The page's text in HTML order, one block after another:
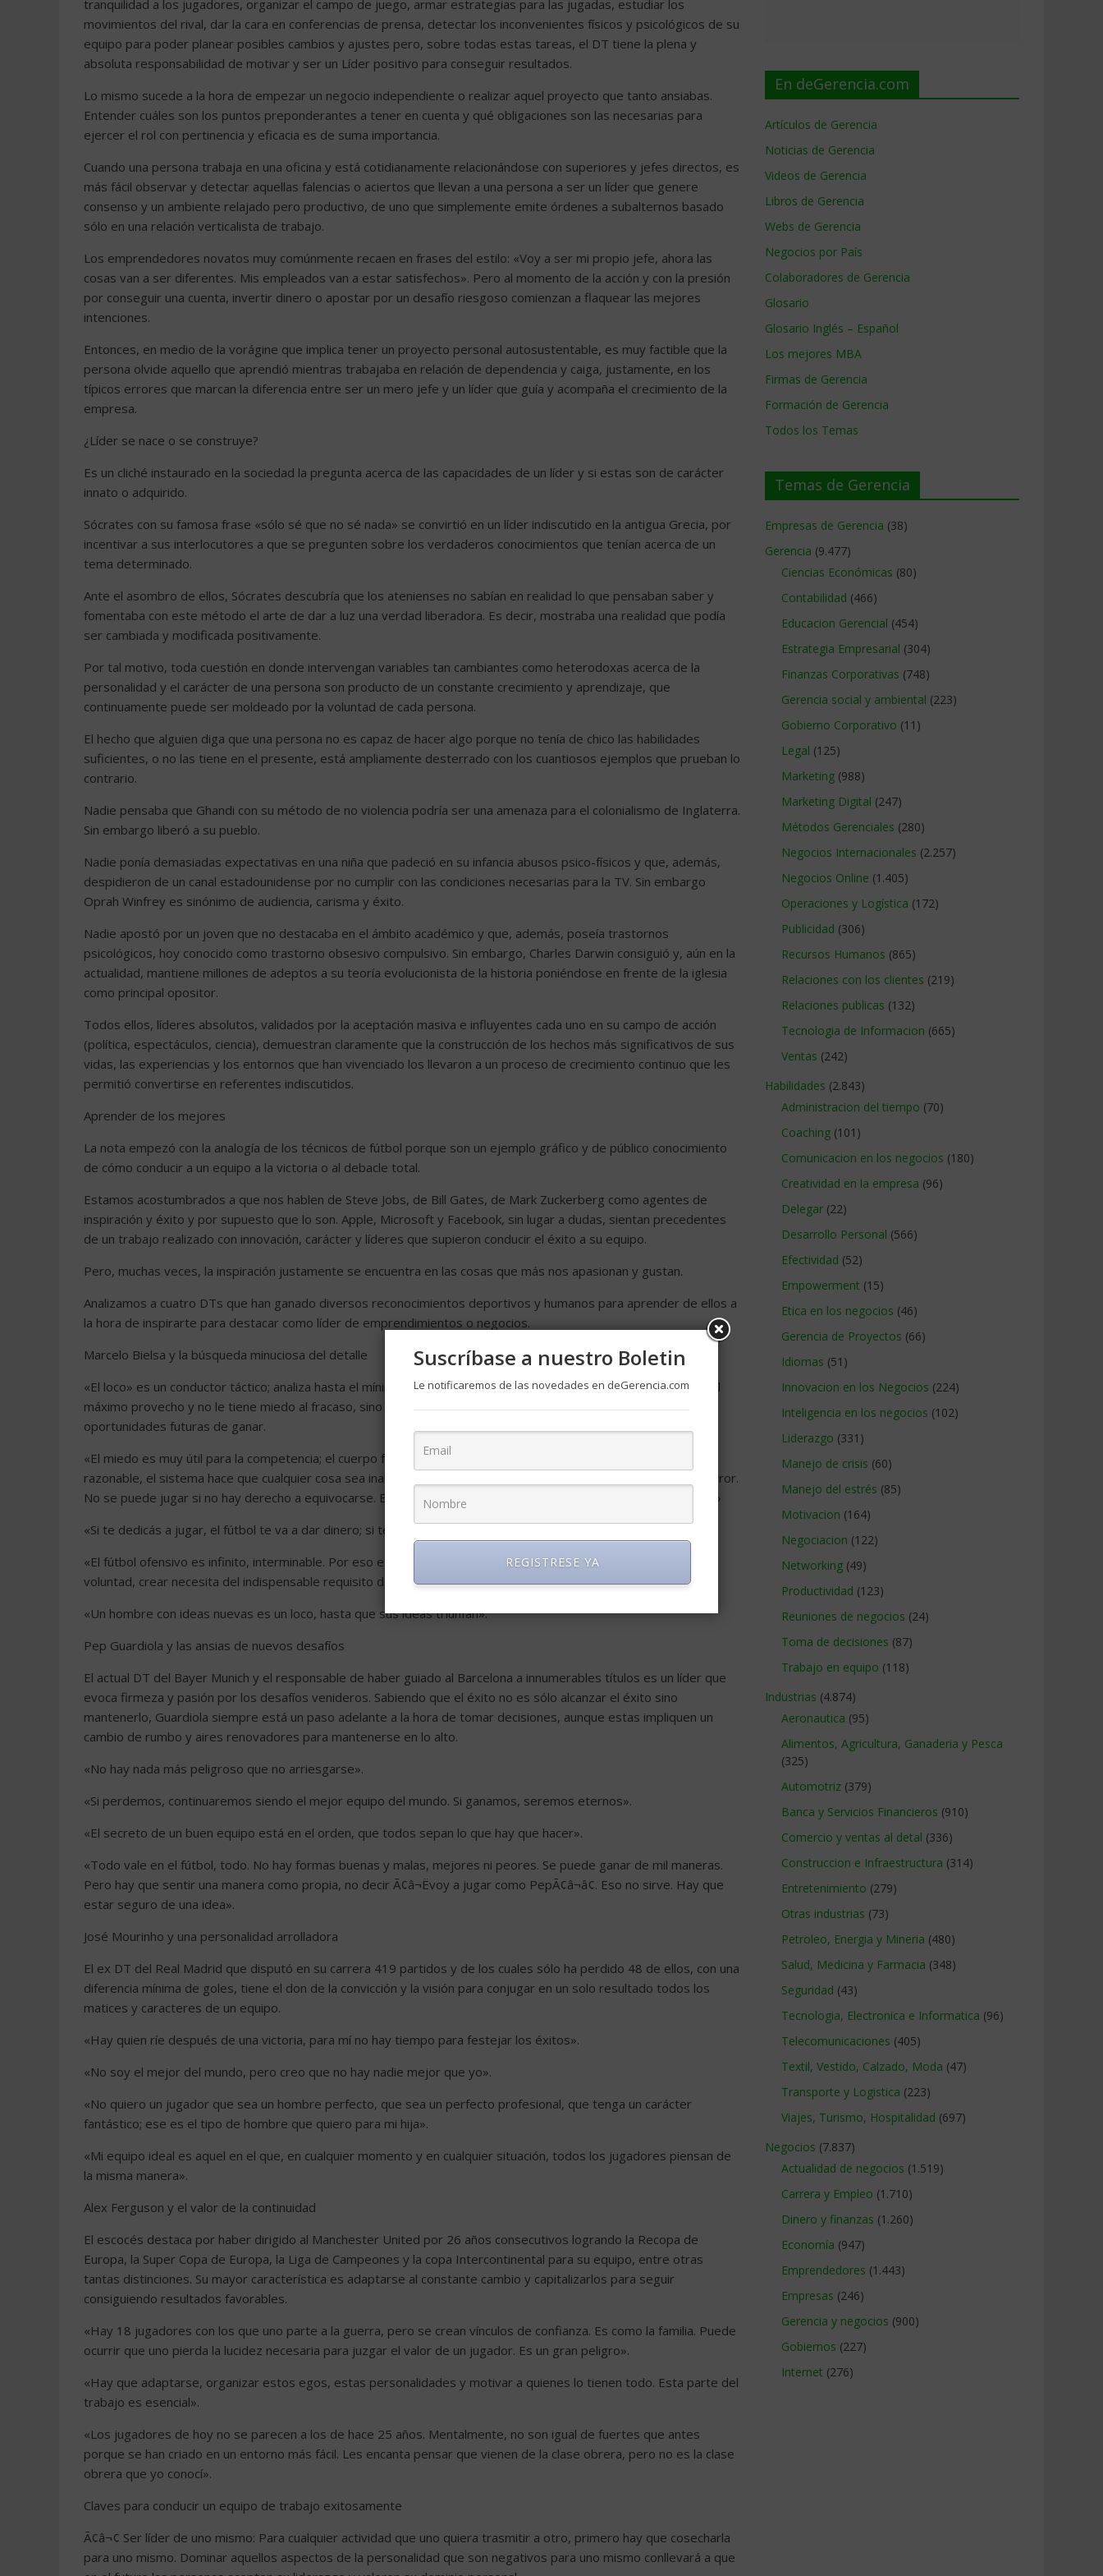
tranquilidad a los jugadores, organizar el campo de juego, armar estrategias para las jugadas, estudiar los
movimientos del rival, dar la cara en conferencias de prensa, detectar los inconvenientes físicos y psicológicos de su
equipo para poder planear posibles cambios y ajustes pero, sobre todas estas tareas, el DT tiene la plena y
absoluta responsabilidad de motivar y ser un Líder positivo para conseguir resultados.
Lo mismo sucede a la hora de empezar un negocio independiente o realizar aquel proyecto que tanto ansiabas.
Entender cuáles son los puntos preponderantes a tener en cuenta y qué obligaciones son las necesarias para
ejercer el rol con pertinencia y eficacia es de suma importancia.
Cuando una persona trabaja en una oficina y está cotidianamente relacionándose con superiores y jefes directos, es
más fácil observar y detectar aquellas falencias o aciertos que llevan a una persona a ser un líder que genere
consenso y un ambiente relajado pero productivo, de uno que simplemente emite órdenes a subalternos basado
sólo en una relación verticalista de trabajo.
Los emprendedores novatos muy comúnmente recaen en frases del estilo: «Voy a ser mi propio jefe, ahora las
cosas van a ser diferentes. Mis empleados van a estar satisfechos». Pero al momento de la acción y con la presión
por conseguir una cuenta, invertir dinero o apostar por un desafío riesgoso comienzan a flaquear las mejores
intenciones.
Entonces, en medio de la vorágine que implica tener un proyecto personal autosustentable, es muy factible que la
persona olvide aquello que aprendió mientras trabajaba en relación de dependencia y caiga, justamente, en los
típicos errores que marcan la diferencia entre ser un mero jefe y un líder que guía y acompaña el crecimiento de la
empresa.
¿Líder se nace o se construye?
Es un cliché instaurado en la sociedad la pregunta acerca de las capacidades de un líder y si estas son de carácter
innato o adquirido.
Sócrates con su famosa frase «sólo sé que no sé nada» se convirtió en un líder indiscutido en la antigua Grecia, por
incentivar a sus interlocutores a que se pregunten sobre los verdaderos conocimientos que tenían acerca de un
tema determinado.
Ante el asombro de ellos, Sócrates descubría que los atenienses no sabían en realidad lo que pensaban saber y
fomentaba con este método el arte de dar a luz una verdad liberadora. Es decir, mostraba una realidad que podía
ser cambiada y modificada positivamente.
Por tal motivo, toda cuestión en donde intervengan variables tan cambiantes como heterodoxas acerca de la
personalidad y el carácter de una persona son producto de un constante crecimiento y aprendizaje, que
continuamente puede ser moldeado por la voluntad de cada persona.
El hecho que alguien diga que una persona no es capaz de hacer algo porque no tenía de chico las habilidades
suficientes, o no las tiene en el presente, está ampliamente desterrado con los cuantiosos ejemplos que prueban lo
contrario.
Nadie pensaba que Ghandi con su método de no violencia podría ser una amenaza para el colonialismo de Inglaterra.
Sin embargo liberó a su pueblo.
Nadie ponía demasiadas expectativas en una niña que padeció en su infancia abusos psico-físicos y que, además,
despidieron de un canal estadounidense por no cumplir con las condiciones necesarias para la TV. Sin embargo
Oprah Winfrey es sinónimo de audiencia, carisma y éxito.
Nadie apostó por un joven que no destacaba en el ámbito académico y que, además, poseía trastornos
psicológicos, hoy conocido como trastorno obsesivo compulsivo. Sin embargo, Charles Darwin consiguió y, aún en la
actualidad, mantiene millones de adeptos a su teoría evolucionista de la historia poniéndose en frente de la iglesia
como principal opositor.
Todos ellos, líderes absolutos, validados por la aceptación masiva e influyentes cada uno en su campo de acción
(política, espectáculos, ciencia), demuestran claramente que la construcción de los hechos más significativos de sus
vidas, las experiencias y los entornos que han vivenciado los llevaron a un proceso de crecimiento continuo que les
permitió convertirse en referentes indiscutidos.
Aprender de los mejores
La nota empezó con la analogía de los técnicos de fútbol porque son un ejemplo gráfico y de público conocimiento
de cómo conducir a un equipo a la victoria o al debacle total.
Estamos acostumbrados a que nos hablen de Steve Jobs, de Bill Gates, de Mark Zuckerberg como agentes de
inspiración y éxito y por supuesto que lo son. Apple, Microsoft y Facebook, sin lugar a dudas, sientan precedentes
de un trabajo realizado con innovación, carácter y líderes que supieron conducir el éxito a su equipo.
Pero, muchas veces, la inspiración justamente se encuentra en las cosas que más nos apasionan y gustan.
Analizamos a cuatro DTs que han ganado diversos reconocimientos deportivos y humanos para aprender de ellos a
la hora de inspirarte para destacar como líder de emprendimientos o negocios.
Marcelo Bielsa y la búsqueda minuciosa del detalle
«El loco» es un conductor táctico; analiza hasta el mínimo resquicio cada jugada, error u oportunidad para sacar el
máximo provecho y no le tiene miedo al fracaso, sino que admite que cada derrota trae consigo un derrotero de
oportunidades futuras de ganar.
«El miedo es muy útil para la competencia; el cuerpo funciona mejor con miedo. Pero si el miedo va más allá de lo
razonable, el sistema hace que cualquier cosa sea inabarcable. Una cosa que articula mucho con el miedo es el error.
No se puede jugar si no hay derecho a equivocarse. El error es el eje del mejoramiento y propone la autocrítica.»
«Si te dedicás a jugar, el fútbol te va a dar dinero; si te dedicás a ganar dinero, no te va a dejar jugar.»
«El fútbol ofensivo es infinito, interminable. Por eso es más fácil defender que crear. Correr es una decisión de la
voluntad, crear necesita del indispensable requisito del talento.»
«Un hombre con ideas nuevas es un loco, hasta que sus ideas triunfan».
Pep Guardiola y las ansias de nuevos desafíos
El actual DT del Bayer Munich y el responsable de haber guiado al Barcelona a innumerables títulos es un líder que
evoca firmeza y pasión por los desafíos venideros. Sabiendo que el éxito no es sólo alcanzar el éxito sino
mantenerlo, Guardiola siempre está un paso adelante a la hora de tomar decisiones, aunque estas impliquen un
cambio de rumbo y aires renovadores para mantenerse en lo alto.
«No hay nada más peligroso que no arriesgarse».
«Si perdemos, continuaremos siendo el mejor equipo del mundo. Si ganamos, seremos eternos».
«El secreto de un buen equipo está en el orden, que todos sepan lo que hay que hacer».
«Todo vale en el fútbol, todo. No hay formas buenas y malas, mejores ni peores. Se puede ganar de mil maneras.
Pero hay que sentir una manera como propia, no decir Ã¢â¬Ëvoy a jugar como PepÃ¢â¬â¢. Eso no sirve. Hay que
estar seguro de una idea».
José Mourinho y una personalidad arrolladora
El ex DT del Real Madrid que disputó en su carrera 419 partidos y de los cuales sólo ha perdido 48 de ellos, con una
diferencia mínima de goles, tiene el don de la convicción y la visión para conjugar en un solo resultado todos los
matices y caracteres de un equipo.
«Hay quien ríe después de una victoria, para mí no hay tiempo para festejar los éxitos».
«No soy el mejor del mundo, pero creo que no hay nadie mejor que yo».
«No quiero un jugador que sea un hombre perfecto, que sea un perfecto profesional, que tenga un carácter
fantástico; ese es el tipo de hombre que quiero para mi hija».
«Mi equipo ideal es aquel en el que, en cualquier momento y en cualquier situación, todos los jugadores piensan de
la misma manera».
Alex Ferguson y el valor de la continuidad
El escocés destaca por haber dirigido al Manchester United por 26 años consecutivos logrando la Recopa de
Europa, la Super Copa de Europa, la Liga de Campeones y la copa Intercontinental para su equipo, entre otras
tantas distinciones. Su mayor característica es adaptarse al constante cambio y capitalizarlos para seguir
consiguiendo resultados favorables.
«Hay 18 jugadores con los que uno parte a la guerra, pero se crean vínculos de confianza. Es como la familia. Puede
ocurrir que uno pierda la lucidez necesaria para juzgar el valor de un jugador. Es un gran peligro».
«Hay que adaptarse, organizar estos egos, estas personalidades y motivar a quienes lo tienen todo. Esta parte del
trabajo es esencial».
«Los jugadores de hoy no se parecen a los de hace 25 años. Mentalmente, no son igual de fuertes que antes
porque se han criado en un entorno más fácil. Les encanta pensar que vienen de la clase obrera, pero no es la clase
obrera que yo conocí».
Claves para conducir un equipo de trabajo exitosamente
Ã¢â¬¢ Ser líder de uno mismo: Para cualquier actividad que uno quiera trasmitir a otro, primero hay que cosecharla
para uno mismo. Dominar aquellos aspectos de la personalidad que son negativos para uno mismo conllevará a que
En deGerencia.com
Artículos de Gerencia
Noticias de Gerencia
Videos de Gerencia
Libros de Gerencia
Webs de Gerencia
Negocios por País
Colaboradores de Gerencia
Glosario
Glosario Inglés – Español
Los mejores MBA
Firmas de Gerencia
Formación de Gerencia
Todos los Temas
Temas de Gerencia
Empresas de Gerencia (38)
Gerencia (9.477)
Ciencias Económicas (80)
Contabilidad (466)
Educacion Gerencial (454)
Estrategia Empresarial (304)
Finanzas Corporativas (748)
Gerencia social y ambiental (223)
Gobierno Corporativo (11)
Legal (125)
Marketing (988)
Marketing Digital (247)
Métodos Gerenciales (280)
Negocios Internacionales (2.257)
Negocios Online (1.405)
Operaciones y Logística (172)
Publicidad (306)
Recursos Humanos (865)
Relaciones con los clientes (219)
Relaciones publicas (132)
Tecnologia de Informacion (665)
Ventas (242)
Habilidades (2.843)
Administracion del tiempo (70)
Coaching (101)
Comunicacion en los negocios (180)
Creatividad en la empresa (96)
Delegar (22)
Desarrollo Personal (566)
Efectividad (52)
Empowerment (15)
Etica en los negocios (46)
Gerencia de Proyectos (66)
Idiomas (51)
Innovacion en los Negocios (224)
Inteligencia en los negocios (102)
Liderazgo (331)
Manejo de crisis (60)
Manejo del estrés (85)
Motivacion (164)
Negociacion (122)
Networking (49)
Productividad (123)
Reuniones de negocios (24)
Toma de decisiones (87)
Trabajo en equipo (118)
Industrias (4.874)
Aeronautica (95)
Alimentos, Agricultura, Ganaderia y Pesca
(325)
Automotriz (379)
Banca y Servicios Financieros (910)
Comercio y ventas al detal (336)
Construccion e Infraestructura (314)
Entretenimiento (279)
Otras industrias (73)
Petroleo, Energia y Mineria (480)
Salud, Medicina y Farmacia (348)
Seguridad (43)
Tecnologia, Electronica e Informatica (96)
Telecomunicaciones (405)
Textil, Vestido, Calzado, Moda (47)
Transporte y Logistica (223)
Viajes, Turismo, Hospitalidad (697)
Negocios (7.837)
Actualidad de negocios (1.519)
Carrera y Empleo (1.710)
Dinero y finanzas (1.260)
Economía (947)
Emprendedores (1.443)
Empresas (246)
Gerencia y negocios (900)
Gobiernos (227)
Internet (276)
Suscríbase a nuestro Boletin
Le notificaremos de las novedades en deGerencia.com
REGISTRESE YA